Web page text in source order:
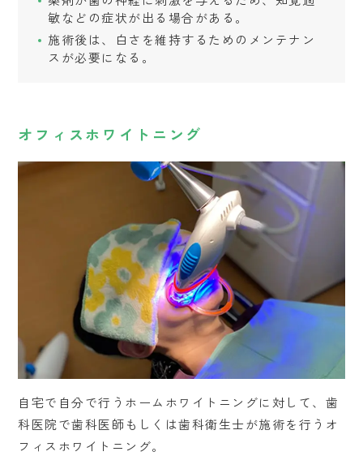
敏などの症状が出る場合がある。
施術後は、白さを維持するためのメンテナン
スが必要になる。
オフィスホワイトニング
自宅で自分で行うホームホワイトニングに対して、歯
科医院で歯科医師もしくは歯科衛生士が施術を行うオ
フィスホワイトニング。